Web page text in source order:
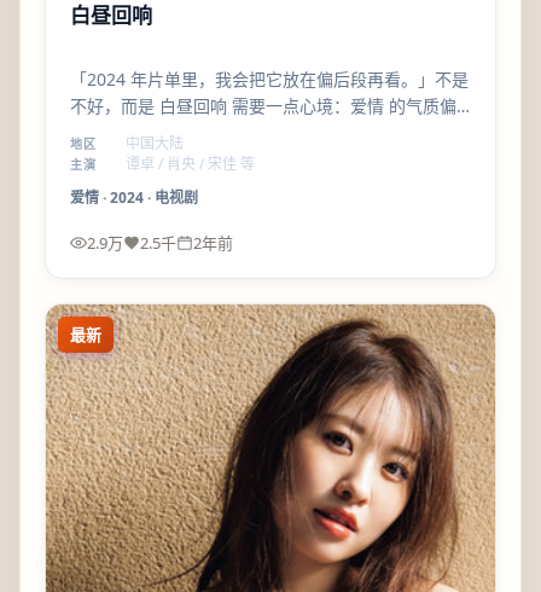
白昼回响
「2024 年片单里，我会把它放在偏后段再看。」不是
不好，而是 白昼回响 需要一点心境：爱情 的气质偏
沉，看完会想安静坐一会儿。
地区 中国大陆
主演
谭卓 / 肖央 / 宋佳 等
爱情·2024· 电视剧
2.9万 2.5千 2年前
最新